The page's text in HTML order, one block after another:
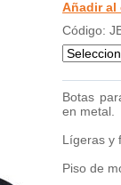
Añadir al
Código:
Botas
en metal.
Lígeras y
Piso de